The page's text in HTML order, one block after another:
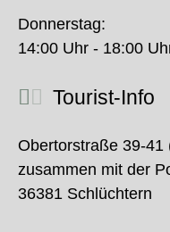
Donnerstag:
14:00 Uhr - 18:00
Tourist-Info
Obertorstraße 39-41
zusammen mit der
36381 Schlüchtern